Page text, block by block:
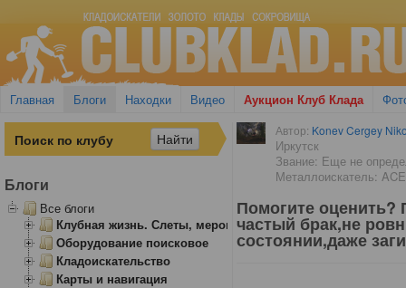
Главная Блоги Находки Видео Аукцион Клуб Клада
Автор: Konev Cergey
Иркутск
Звание: Еще не
Металлоискатель:
Помогите оценить?
частый брак,не
состоянии,даже
Блоги
Все блоги
Клубная жизнь. Слеты, мероприятия
Оборудование поисковое
Кладоискательство
Карты и навигация